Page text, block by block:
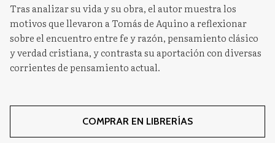
Tras analizar su vida y su obra, el autor muestra los
motivos que llevaron a Tomás de Aquino a reflexionar
sobre el encuentro entre fe y razón, pensamiento clásico
y verdad cristiana, y contrasta su aportación con diversas
corrientes de pensamiento actual.
COMPRAR EN LIBRERÍAS